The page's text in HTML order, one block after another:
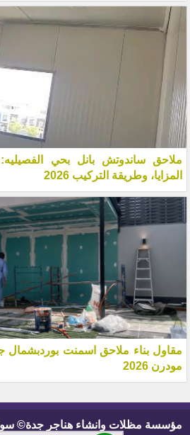
ملاحق ساندوتش بانل بحي الفصيليه:
المزايا، وطريقة التركيب 2026
مقاول بناء ملاحق اسمنت
مودرن 2026
مؤسسة مظلات وانشاء هناجر جدة©